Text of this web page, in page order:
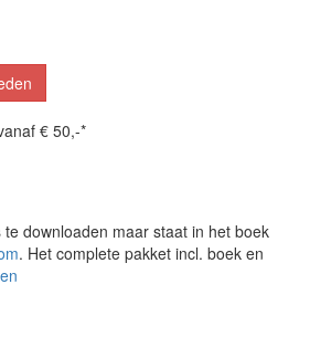
€ 50,-*
te downloaden maar staat in het boek
. Het complete pakket incl. boek en